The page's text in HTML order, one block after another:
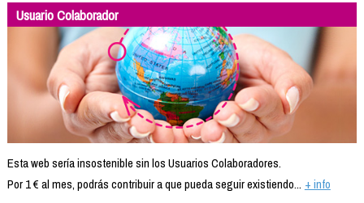
Usuario Colaborador
Esta web sería insostenible sin los Usuarios Colaboradores.
Por 1 € al mes, podrás contribuir a que pueda seguir existiendo... + info